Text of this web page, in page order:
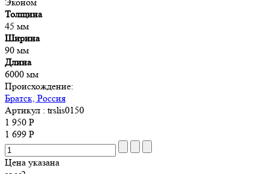
Толщина
45 мм
Ширина
90 мм
Длина
6000 мм
Происхождение:
Братск, Россия
Артикул : trslis0150
1 950 Р
1 699 Р
Цена указана